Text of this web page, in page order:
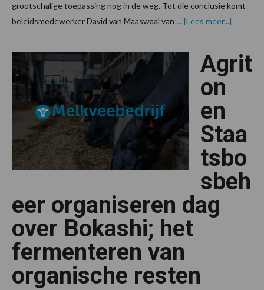
grootschalige toepassing nog in de weg. Tot die conclusie komt
beleidsmedewerker David van Maaswaal van …[Lees meer...]
in
de
Agrit
on
en
Staa
tsbo
sbeh
eer organiseren dag
over Bokashi; het
fermenteren van
organische resten